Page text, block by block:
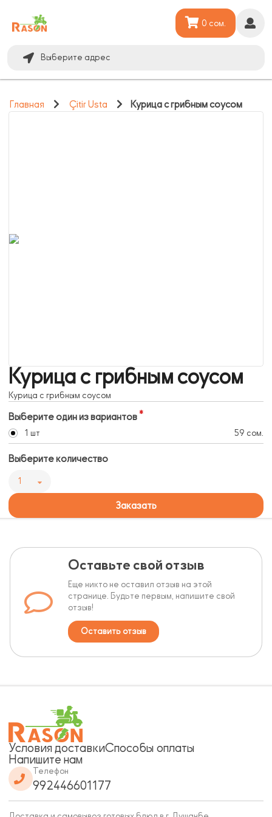
Выберите адрес
0 сом.
Главная Çitir Usta Курица с грибным соусом
Курица с грибным соусом
Курица с грибным соусом
Выберите один из вариантов
1 шт 59 сом.
Выберите количество
1
Заказать
Оставьте свой отзыв
Еще никто не оставил отзыв на этой
странице. Будьте первым, напишите свой
отзыв!
Оставить отзыв
Условия доставкиСпособы оплаты
Напишите нам
Телефон
992446601177